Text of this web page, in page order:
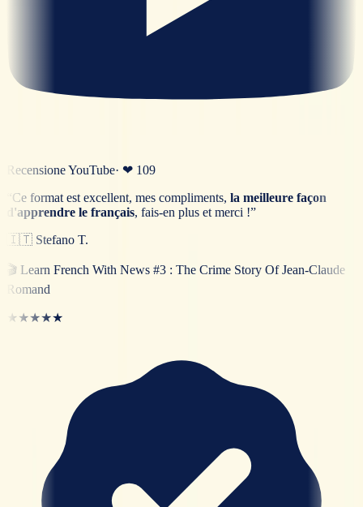
Recensione YouTube· ❤ 109
Ce format est excellent, mes compliments, la meilleure façon
d'apprendre le français, fais-en plus et merci !”
🇮🇹 Stefano T.
🎬 Learn French With News #3 : The Crime Story Of Jean-Claude
Romand
★★★★★